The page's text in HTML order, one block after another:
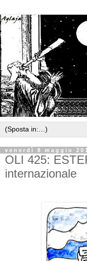
venerdì 8 maggio
OLI 425:
internazionale